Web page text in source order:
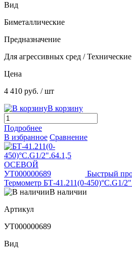
Вид
Биметаллические
Предназначение
Для агрессивных сред / Технические
Цена
4 410 руб. / шт
В корзину
Подробнее
В избранное Сравнение
Быстрый
Термометр БТ-41.211(0-
В наличии
Артикул
УТ000000689
Вид